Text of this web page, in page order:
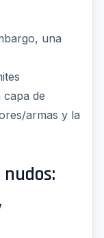
una
de
armas y la